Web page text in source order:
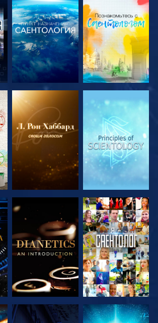
СМОТРЕТЬ
ПЕРЕДАЧИ
СМОТРЕТЬ
ПЕРЕДАЧИ
СМОТРЕТЬ
ПЕРЕДАЧИ
СМОТРЕТЬ